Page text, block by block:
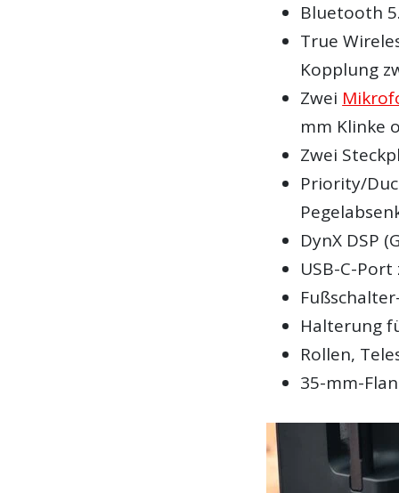
Bluetooth
True
Kopplung
Zwei
mm Klinke
Zwei
Priority/
DynX DSP
USB-C-
Halterung
Rollen,
35-mm-